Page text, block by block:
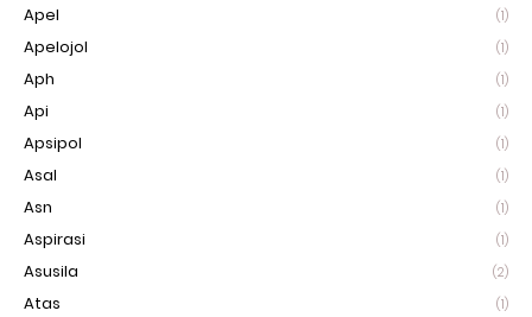
Apel (1)
Apelojol (1)
Aph (1)
Api (1)
Apsipol (1)
Asal (1)
Asn (1)
Aspirasi (1)
Asusila (2)
Atas (1)